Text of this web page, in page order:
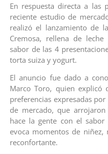
En respuesta directa a las
reciente estudio de
realizó el lanzamiento de
Cremosa, rellena de
sabor de las 4
torta suiza y yogurt.
El anuncio fue dado a
Marco Toro, quien explicó
preferencias expresadas
de mercado, que
hace la gente con el
evoca momentos de
reconfortante.